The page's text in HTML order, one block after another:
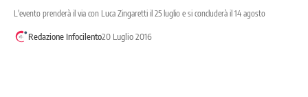
L'evento prenderà il via con Luca Zingaretti il 25 luglio e si concluderà il 14 agosto
Redazione Infocilento20 Luglio 2016